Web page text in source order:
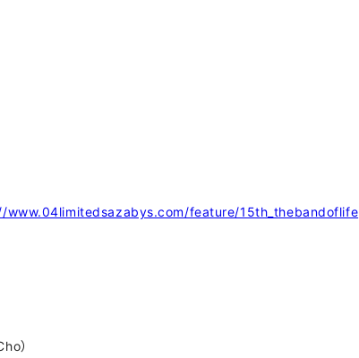
www.04limitedsazabys.com/feature/15th_thebandoflife
）